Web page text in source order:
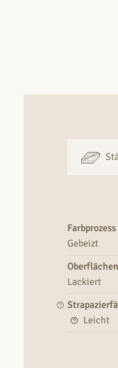
Farbprozess
Gebeizt
Lackiert
Leicht